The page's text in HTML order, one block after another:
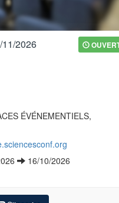
11/2026
16/10/2026